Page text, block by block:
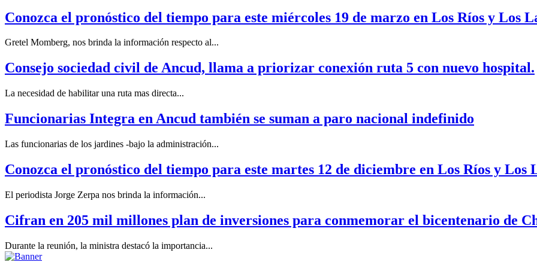
Conozca el pronóstico del tiempo para este miércoles 19 de marzo en Los Ríos y Los
Gretel Momberg, nos brinda la información respecto al...
Consejo sociedad civil de Ancud, llama a priorizar conexión ruta 5 con nuevo hospital.
La necesidad de habilitar una ruta mas directa...
Funcionarias Integra en Ancud también se suman a paro nacional indefinido
Las funcionarias de los jardines -bajo la administración...
Conozca el pronóstico del tiempo para este martes 12 de diciembre en Los Ríos y Los
El periodista Jorge Zerpa nos brinda la información...
Cifran en 205 mil millones plan de inversiones para conmemorar el bicentenario de
Durante la reunión, la ministra destacó la importancia...